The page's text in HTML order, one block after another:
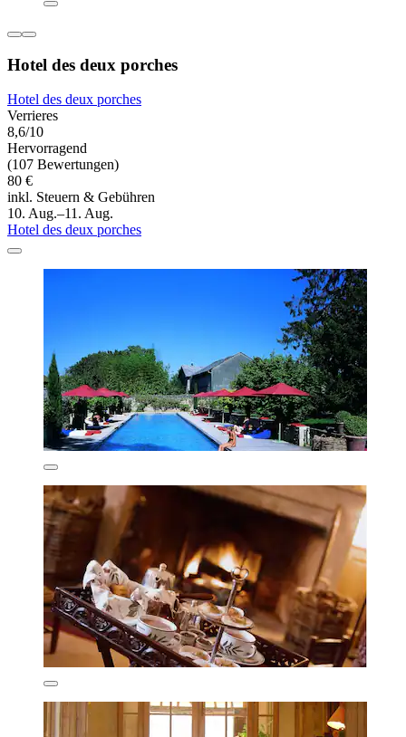
Hotel des deux porches
Hotel des deux porches
Verrieres
8,6/10
Hervorragend
(107 Bewertungen)
80 €
inkl. Steuern & Gebühren
10. Aug.–11. Aug.
Hotel des deux porches